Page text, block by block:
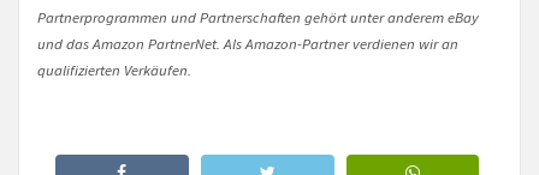
Partnerprogrammen und Partnerschaften gehört unter anderem eBay
und das Amazon PartnerNet. Als Amazon-Partner verdienen wir an
qualifizierten Verkäufen.